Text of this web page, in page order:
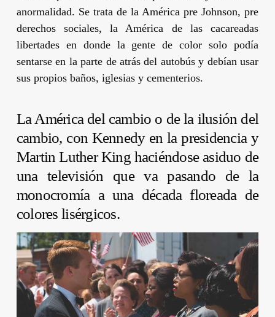
anormalidad. Se trata de la América preJohnson, pre
derechos sociales, la América de las cacareadas
libertades en donde la gente de color solo podía
sentarse en la parte de atrás del autobús y debían usar
sus propios baños, iglesias y cementerios.
La América del cambio o de la ilusión del
cambio, con Kennedyen la presidencia y
Martin Luther Kinghaciéndose asiduo de
una televisión que va pasando de la
monocromía a una década floreada de
colores lisérgicos.